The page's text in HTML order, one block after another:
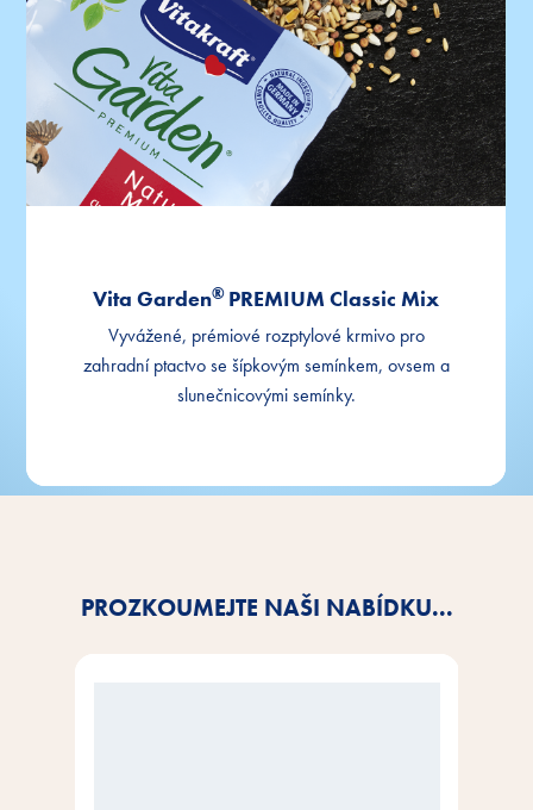
Vita Garden® PREMIUM Classic Mix
Vyvážené, prémiové rozptylové krmivo pro
zahradní ptactvo se šípkovým semínkem, ovsem a
slunečnicovými semínky.
PROZKOUMEJTE NAŠI NABÍDKU...